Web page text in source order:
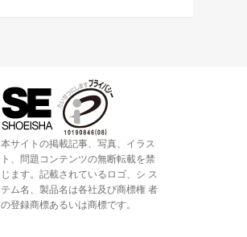
本サイトの掲載記事、写真、イラス
ト、問題コンテンツの無断転載を禁
じます。記載されているロゴ、シ ス
テム名、製品名は各社及び商標権 者
の登録商標あるいは商標です。